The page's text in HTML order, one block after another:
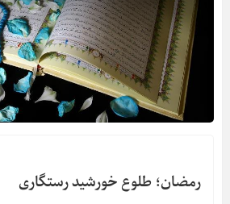
رمضان؛ طلوع خورشید رستگاری